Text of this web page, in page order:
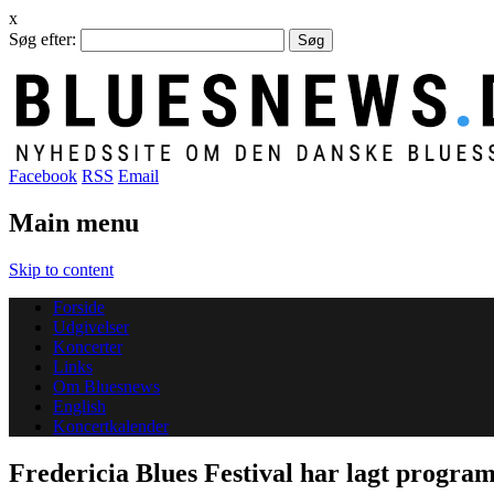
x
Søg efter:
Facebook RSS Email
Main menu
Skip to content
Forside
Udgivelser
Koncerter
Links
Om Bluesnews
English
Koncertkalender
Fredericia Blues Festival har lagt